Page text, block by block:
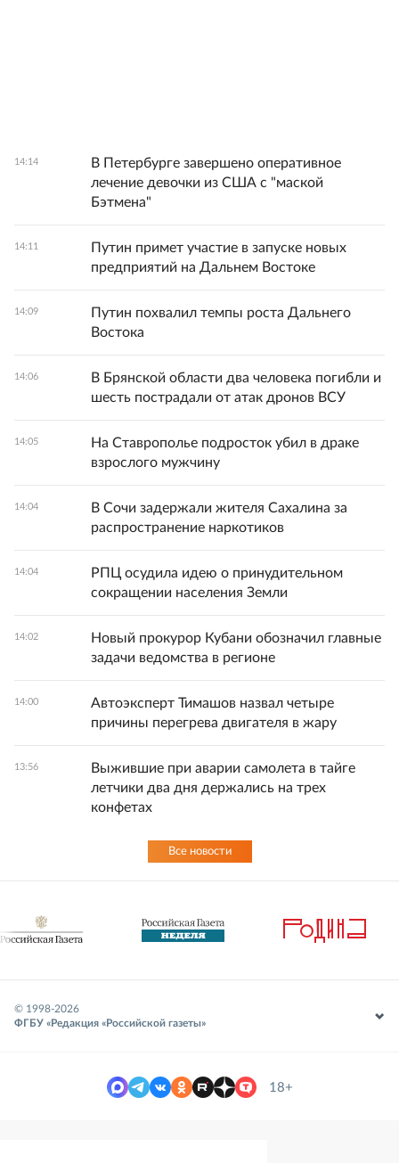
14:14
В Петербурге завершено оперативное
лечение девочки из США с "маской
Бэтмена"
14:11
Путин примет участие в запуске новых
предприятий на Дальнем Востоке
14:09
Путин похвалил темпы роста Дальнего
Востока
14:06
В Брянской области два человека погибли и
шесть пострадали от атак дронов ВСУ
14:05
На Ставрополье подросток убил в драке
взрослого мужчину
14:04
В Сочи задержали жителя Сахалина за
распространение наркотиков
14:04
РПЦ осудила идею о принудительном
сокращении населения Земли
14:02
Новый прокурор Кубани обозначил главные
задачи ведомства в регионе
14:00
Автоэксперт Тимашов назвал четыре
причины перегрева двигателя в жару
13:56
Выжившие при аварии самолета в тайге
летчики два дня держались на трех
конфетах
Все новости
© 1998-2026
ФГБУ «Редакция «Российской газеты»
18+